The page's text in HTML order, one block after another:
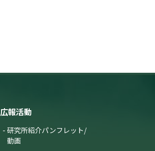
広報活動
研究所紹介パンフレット/
動画